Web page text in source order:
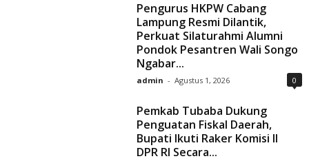
Pengurus HKPW Cabang
Lampung Resmi Dilantik,
Perkuat Silaturahmi Alumni
Pondok Pesantren Wali Songo
Ngabar...
admin - Agustus 1, 2026 0
Pemkab Tubaba Dukung
Penguatan Fiskal Daerah,
Bupati Ikuti Raker Komisi II
DPR RI Secara...